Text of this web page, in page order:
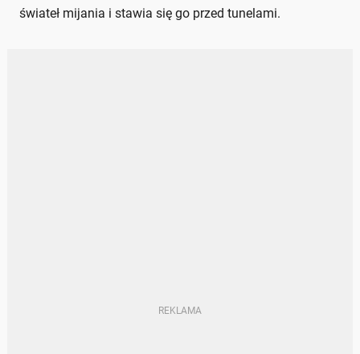
świateł mijania i stawia się go przed tunelami.